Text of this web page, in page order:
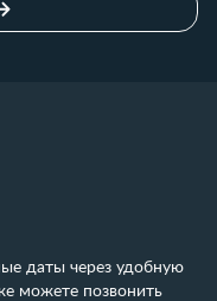
даты через удобную
можете позвонить